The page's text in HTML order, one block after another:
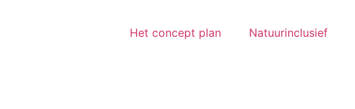
Het concept plan Natuurinclusief